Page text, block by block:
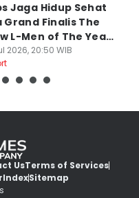
Jaga Hidup Sehat
Grand Finalis The
L-Men of The Year
2026, 20:50 WIB
UsTerms of Services
IndexSitemap